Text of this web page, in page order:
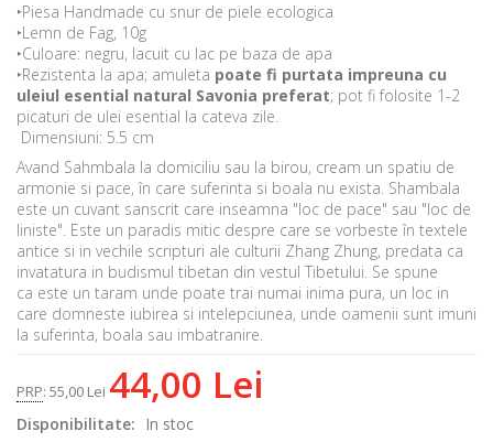
‣Piesa Handmade cu snur de piele ecologica
‣Lemn de Fag, 10g
‣Culoare: negru, lacuit cu lac pe baza de apa
‣Rezistenta la apa; amuleta poate fi purtata impreuna cu
uleiul esential natural Savonia preferat; pot fi folosite 1-2
picaturi de ulei esential la cateva zile.
Dimensiuni: 5.5 cm
Avand Sahmbala la domiciliu sau la birou, cream un spatiu de
armonie si pace, în care suferinta si boala nu exista. Shambala
este un cuvant sanscrit care inseamna "loc de pace" sau "loc de
liniste". Este un paradis mitic despre care se vorbeste în textele
antice si in vechile scripturi ale culturii Zhang Zhung, predata ca
invatatura in budismul tibetan din vestul Tibetului. Se spune
ca este un taram unde poate trai numai inima pura, un loc in
care domneste iubirea si intelepciunea, unde oamenii sunt imuni
la suferinta, boala sau imbatranire.
PRP: 55,00 Lei 44,00 Lei
Disponibilitate: In stoc